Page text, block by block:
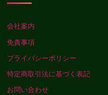
会社案内
免責事項
プライバシーポリシー
特定商取引法に基づく表記
お問い合わせ